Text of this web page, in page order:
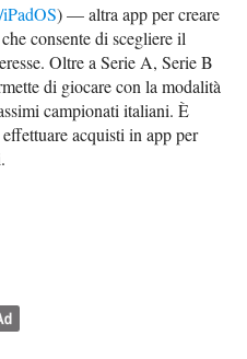
) — altra app per creare
consente di scegliere il
Oltre a Serie A, Serie B
di giocare con la modalità
campionati italiani. È
acquisti in app per